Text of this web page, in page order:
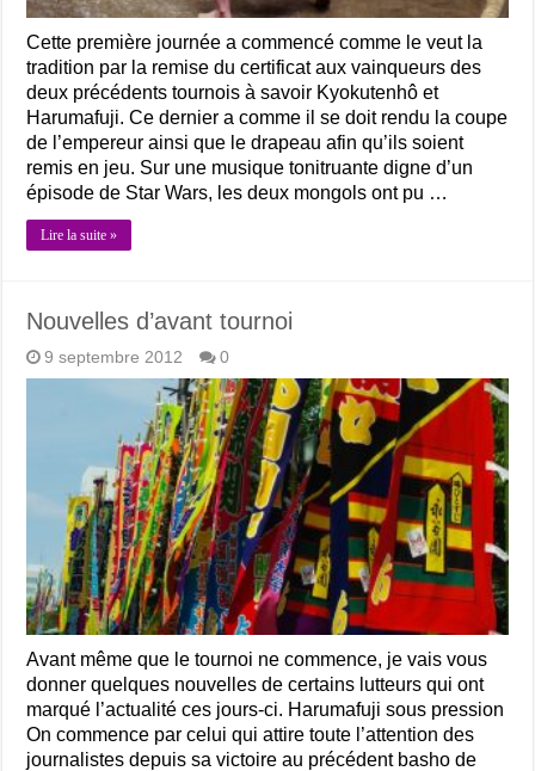
Cette première journée a commencé comme le veut la
tradition par la remise du certificat aux vainqueurs des
deux précédents tournois à savoir Kyokutenhô et
Harumafuji. Ce dernier a comme il se doit rendu la coupe
de l’empereur ainsi que le drapeau afin qu’ils soient
remis en jeu. Sur une musique tonitruante digne d’un
épisode de Star Wars, les deux mongols ont pu …
Lire la suite »
Nouvelles d’avant tournoi
9 septembre 2012 0
Avant même que le tournoi ne commence, je vais vous
donner quelques nouvelles de certains lutteurs qui ont
marqué l’actualité ces jours-ci. Harumafuji sous pression
On commence par celui qui attire toute l’attention des
journalistes depuis sa victoire au précédent basho de